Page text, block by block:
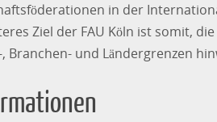
in der
Ziel der FAU Köln ist somit,
Branchen- und Ländergrenzen